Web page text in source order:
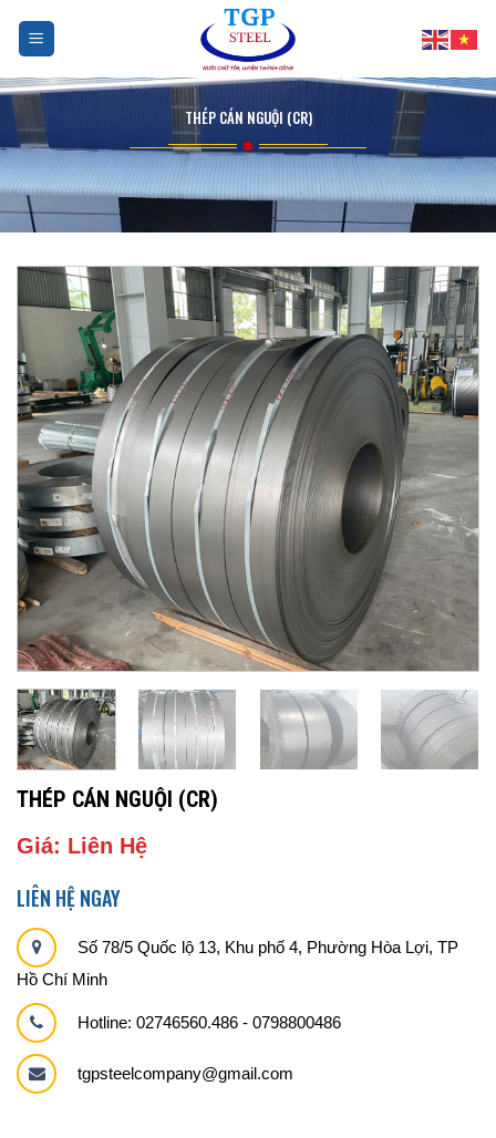
THÉP CÁN NGUỘI (CR)
THÉP CÁN NGUỘI (CR)
Giá: Liên Hệ
LIÊN HỆ NGAY
Số 78/5 Quốc lộ 13, Khu phố 4, Phường Hòa Lợi, TP
Hồ Chí Minh
Hotline: 02746560.486 - 0798800486
tgpsteelcompany@gmail.com